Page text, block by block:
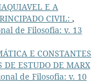
E A
CIVIL: ,
de Filosofia: v. 13
E CONSTANTES
DE ESTUDO DE MARX
de Filosofia: v. 10